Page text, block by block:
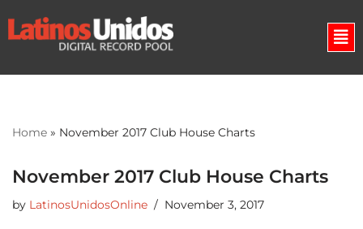
Skip
Home » November 2017 Club House Charts
November 2017 Club House Charts
by LatinosUnidosOnline November 3, 2017